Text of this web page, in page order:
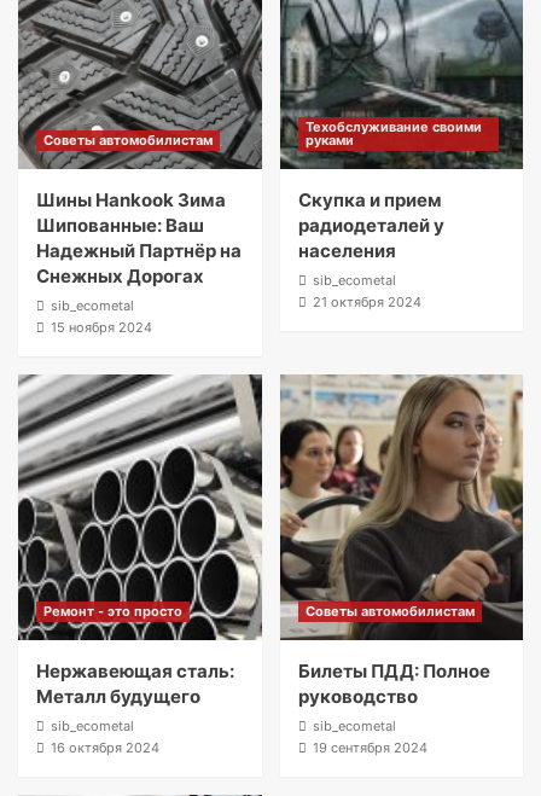
Советы автомобилистам
Шины Hankook Зима
Шипованные: Ваш
Надежный Партнёр на
Снежных Дорогах
sib_ecometal
15 ноября 2024
Техобслуживание своими
руками
Скупка и прием
радиодеталей у
населения
sib_ecometal
21 октября 2024
Ремонт - это просто
Нержавеющая сталь:
Металл будущего
sib_ecometal
16 октября 2024
Советы автомобилистам
Билеты ПДД: Полное
руководство
sib_ecometal
19 сентября 2024